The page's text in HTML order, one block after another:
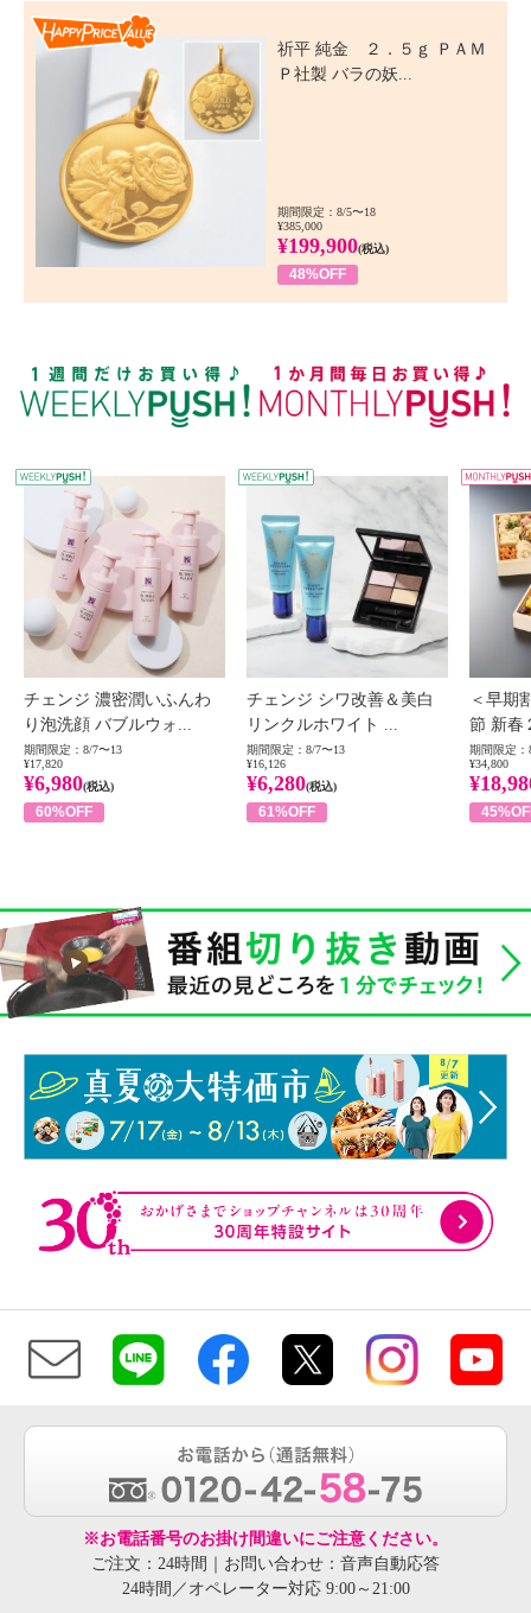
祈平 純金 ２．５ｇ ＰＡＭ
Ｐ社製 バラの妖...
期間限定：8/5〜18
¥385,000
¥199,900(税込)
48%OFF
WEEKLY PUSH
チェンジ 濃密潤いふんわ
り泡洗顔 バブルウォ...
期間限定：8/7〜13
¥17,820
¥6,980(税込)
60%OFF
チェンジ シワ改善＆美白
リンクルホワイト ...
期間限定：8/7〜13
¥16,126
¥6,280(税込)
61%OFF
＜早期
節 新春
期間限定：
¥34,800
※お電話番号のお掛け間違いにご注意ください。
ご注文：24時間｜お問い合わせ：音声自動応答
24時間／オペレーター対応 9:00～21:00